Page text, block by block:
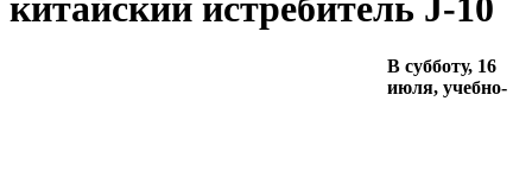
В субботу, 16
июля, учебно-